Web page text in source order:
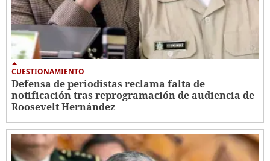
CUESTIONAMIENTO
Defensa de periodistas reclama falta de
notificación tras reprogramación de audiencia de
Roosevelt Hernández